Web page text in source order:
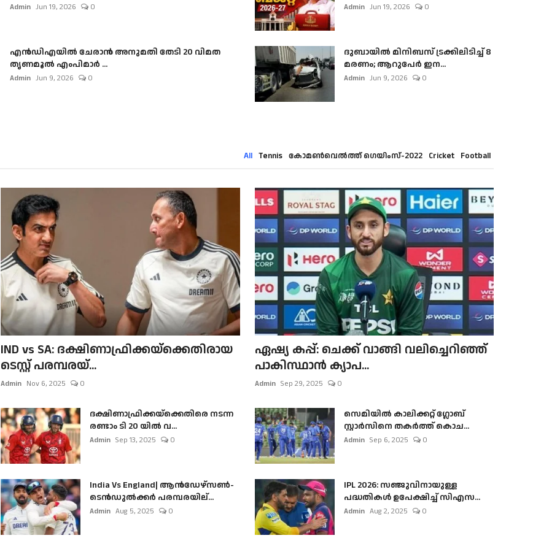
Admin Jun 19, 2026 0 Admin Jun 19, 2026 0
എൻഡിഎയിൽ ചേരാൻ അനുമതി തേടി 20 വിമത
തൃണമൂൽ എംപിമാർ ...
Admin Jun 9, 2026 0
ദുബായിൽ മിനിബസ്​ ട്രക്കിലിടിച്ച് 8
മരണം; ആറുപേർ ഇന...
Admin Jun 9, 2026 0
All Tennis കോമൺവെൽത്ത് ഗെയിംസ്-2022 Cricket Football
IND vs SA: ദക്ഷിണാഫ്രിക്കയ്‌ക്കെതിരായ
ടെസ്റ്റ് പരമ്പരയ്...
Admin Nov 6, 2025 0
ഏഷ്യ കപ്പ്: ചെക്ക് വാങ്ങി വലിച്ചെറിഞ്ഞ്
പാകിസ്ഥാൻ ക്യാപ...
Admin Sep 29, 2025 0
ദക്ഷിണാഫ്രിക്കയ്‌ക്കെതിരെ നടന്ന
രണ്ടാം ടി 20 യിൽ വ...
Admin Sep 13, 2025 0
സെമിയിൽ കാലിക്കറ്റ് ഗ്ലോബ്
സ്റ്റാർസിനെ തകർത്ത് കൊച...
Admin Sep 6, 2025 0
India Vs England| ആൻഡേഴ്സൺ-
ടെൻഡുല്‍ക്കർ പരമ്പരയില്...
Admin Aug 5, 2025 0
IPL 2026: സഞ്ജുവിനായുള്ള
പദ്ധതികൾ ഉപേക്ഷിച്ച് സിഎസ...
Admin Aug 2, 2025 0